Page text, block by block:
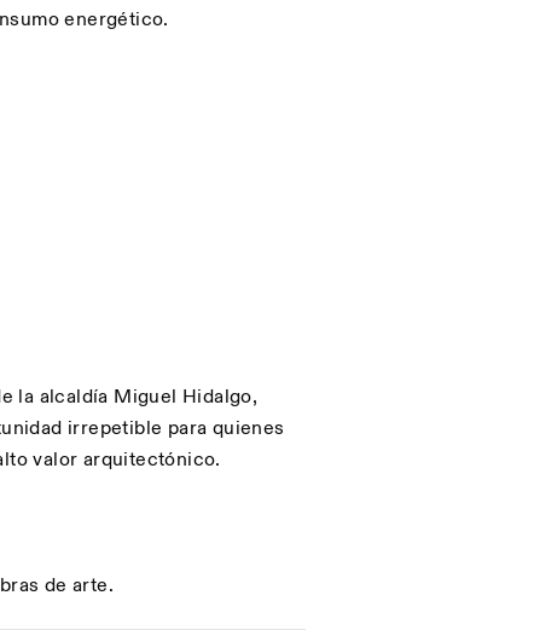
energético.
la alcaldía Miguel Hidalgo,
irrepetible para quienes
valor arquitectónico.
de arte.